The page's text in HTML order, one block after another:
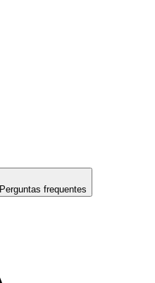
Perguntas frequentes